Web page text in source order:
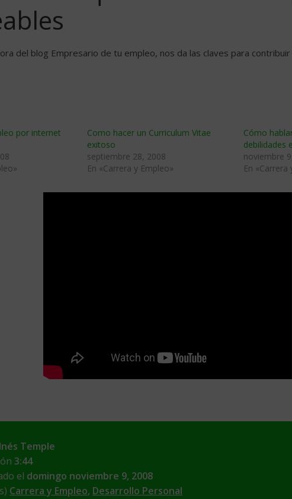
del blog Empresario de tu empleo, nos da las claves para
por internet
Como hacer un Curriculum Vitae
exitoso
septiembre 28, 2008
En «Carrera y Empleo»
Cómo
debilidades
noviembre
En «Carrera
Inés Temple
3:44
el domingo noviembre 9, 2008
Carrera y Empleo, Desarrollo Personal